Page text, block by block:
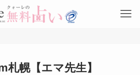
幌【エマ先生】